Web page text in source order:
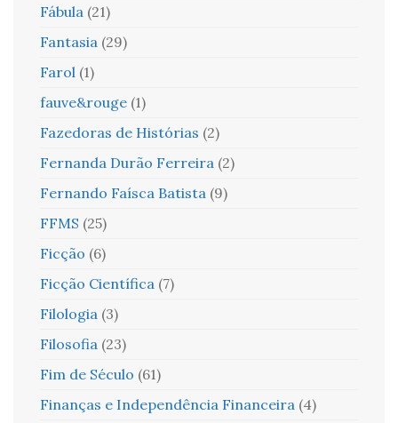
Fábula (21)
Fantasia (29)
Farol (1)
fauve&rouge (1)
Fazedoras de Histórias (2)
Fernanda Durão Ferreira (2)
Fernando Faísca Batista (9)
FFMS (25)
Ficção (6)
Ficção Científica (7)
Filologia (3)
Filosofia (23)
Fim de Século (61)
Finanças e Independência Financeira (4)